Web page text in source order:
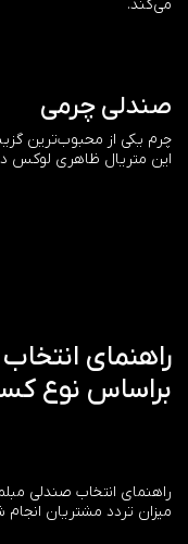
می‌کند.
صندلی چرمی
چرم یکی از محبوب‌ترین
این متریال ظاهری لوکس
راهنمای
براساس نوع
راهنمای انتخاب صندلی
میزان تردد مشتریان انجام